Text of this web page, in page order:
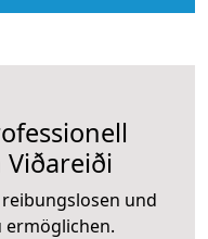
und
ermöglichen.